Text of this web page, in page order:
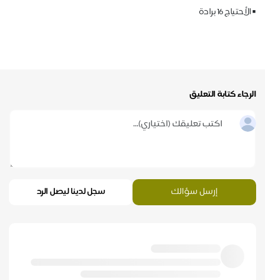
▪️الأحتياج 16 برادة
الرجاء كتابة التعليق
إرسل سؤالك سجل لدينا ليصل الرد